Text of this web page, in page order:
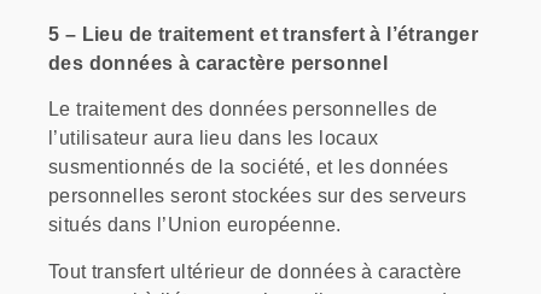
5 – Lieu de traitement et transfert à l’étranger
des données à caractère personnel
Le traitement des données personnelles de
l’utilisateur aura lieu dans les locaux
susmentionnés de la société, et les données
personnelles seront stockées sur des serveurs
situés dans l’Union européenne.
Tout transfert ultérieur de données à caractère